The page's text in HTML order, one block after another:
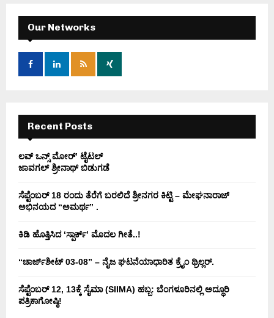
f
o
:
E
A
H
Our Networks
Recent Posts
ಲವ್ ಒನ್ಸ್ ಮೋರ್’ ಟೈಟಲ್
ಜಾವಗಲ್ ಶ್ರೀನಾಥ್ ಬಿಡುಗಡೆ
ಸೆಪ್ಟೆಂಬರ್ 18 ರಂದು ತೆರೆಗೆ ಬರಲಿದೆ ಶ್ರೀನಗರ ಕಿಟ್ಟಿ – ಮೇಘನಾರಾಜ್
ಅಭಿನಯದ “ಅಮರ್ಥ” .
ಕಿಡಿ‌‌ ಹೊತ್ತಿಸಿದ ‘ಸ್ಪಾರ್ಕ್’ ಮೊದಲ‌ ಗೀತೆ..!
“ಚಾರ್ಜ್‌ಶೀಟ್ 03-08” – ನೈಜ ಘಟನೆಯಾಧಾರಿತ ಕ್ರೈಂ ಥ್ರಿಲ್ಲರ್.
ಸೆಪ್ಟೆಂಬರ್ 12, 13ಕ್ಕೆ ಸೈಮಾ (SIIMA) ಹಬ್ಬ: ಬೆಂಗಳೂರಿನಲ್ಲಿ ಅದ್ಧೂರಿ
ಪತ್ರಿಕಾಗೋಷ್ಠಿ!